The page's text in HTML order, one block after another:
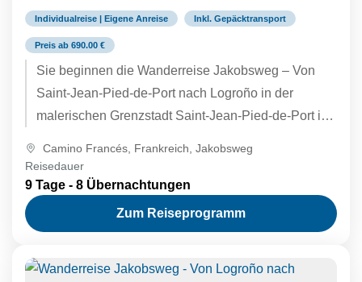
Individualreise | Eigene Anreise Inkl. Gepäcktransport
Preis ab 690.00 €
Sie beginnen die Wanderreise Jakobsweg – Von
Saint-Jean-Pied-de-Port nach Logroño in der
malerischen Grenzstadt Saint-Jean-Pied-de-Port in
Pyrenäen nach...
Camino Francés Frankreich Jakobsweg
Reisedauer
9 Tage - 8 Übernachtungen
Zum Reiseprogramm